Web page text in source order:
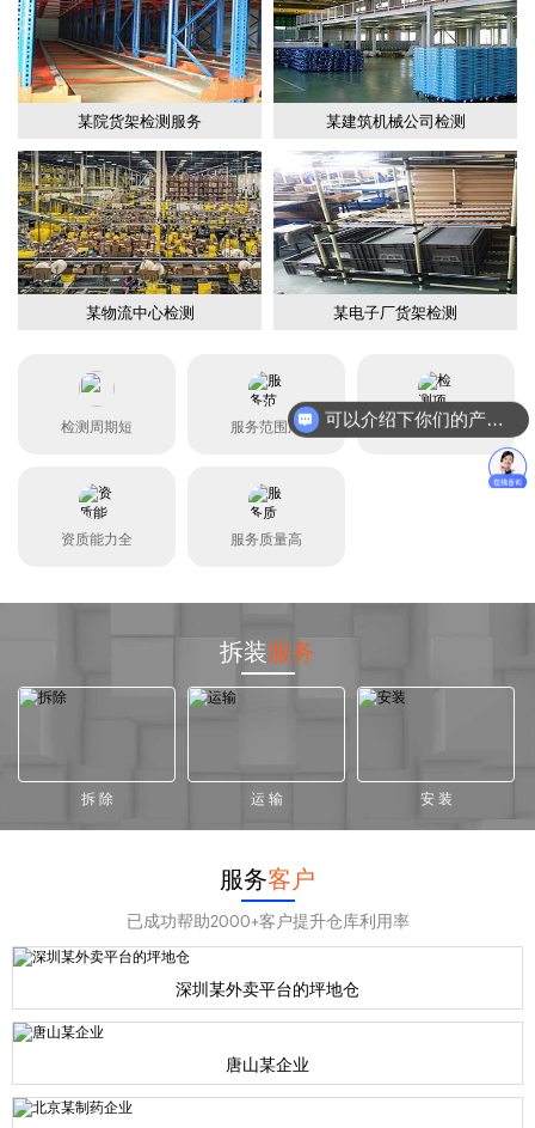
某院货架检测服务 某建筑机械公司检测
某物流中心检测 某电子厂货架检测
检测周期短 服务范围广 检测项目全
资质能力全 服务质量高
拆装服务
拆 除 运 输 安 装
服务客户
已成功帮助2000+客户提升仓库利用率
深圳某外卖平台的坪地仓
唐山某企业
可以介绍下你们的产品么？